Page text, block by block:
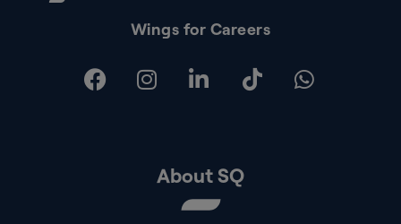
Wings for Careers
About SQ